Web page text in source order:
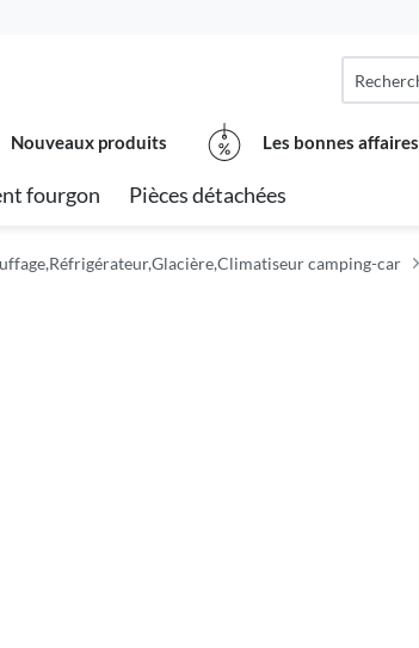
Nouveaux produits Les bonnes affaires
fourgon Pièces détachées
camping-car